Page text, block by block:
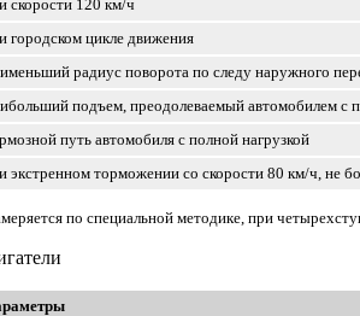
скорости 120 км/ч
городском цикле движения
радиус поворота по следу наружного
подъем, преодолеваемый автомобилем с
путь автомобиля с полной нагрузкой
экстренном торможении со скорости 80 км/ч, не
по специальной методике, при